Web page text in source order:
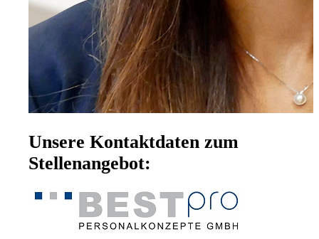
Unsere Kontaktdaten zum
Stellenangebot: